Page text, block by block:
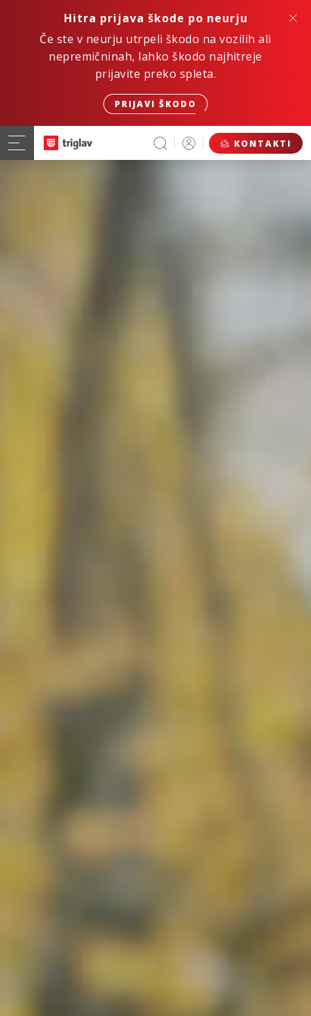
Hitra prijava škode po neurju
Če ste v neurju utrpeli škodo na vozilih ali
nepremičninah, lahko škodo najhitreje
prijavite preko spleta.
PRIJAVI ŠKODO
KONTAKTI